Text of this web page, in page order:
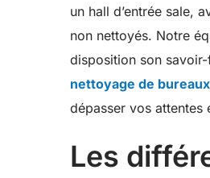
un hall d’entrée sale,
non nettoyés. Notre
disposition son
nettoyage de bureaux
dépasser vos attentes
Les